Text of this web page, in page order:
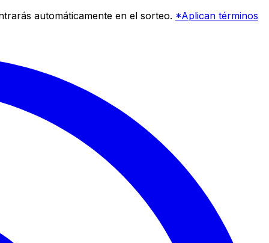
automáticamente en el sorteo. *Aplican términos